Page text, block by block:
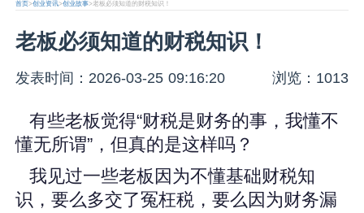
首页>创业资讯>创业故事>老板必须知道的财税知识！
老板必须知道的财税知识！
发表时间：2026-03-25 09:16:20 浏览：1013
有些老板觉得“财税是财务的事，我懂不
懂无所谓”，但真的是这样吗？
我见过一些老板因为不懂基础财税知
识，要么多交了冤枉税，要么因为财务漏